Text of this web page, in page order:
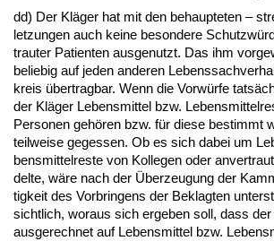
dd) Der Kläger hat mit den be­haup­te­ten –
let­zun­gen auch kei­ne be­son­de­re
trau­ter Pa­ti­en­ten aus­ge­nutzt. Das ihm
be­lie­big auf je­den an­de­ren
kreis über­trag­bar. Wenn die Vorwürfe
der Kläger Le­bens­mit­tel bzw.
Per­so­nen gehören bzw. für die­se be­stimmt
teil­wei­se ge­ges­sen. Ob es sich da­bei um
bens­mit­tel­res­te von Kol­le­gen oder
del­te, wäre nach der Über­zeu­gung der
tig­keit des Vor­brin­gens der Be­klag­ten
sicht­lich, wor­aus sich er­ge­ben soll, dass
aus­ge­rech­net auf Le­bens­mit­tel bzw.